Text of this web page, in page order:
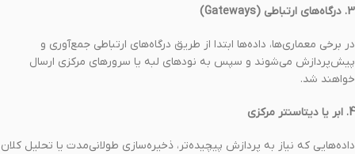
3. درگاه‌های ارتباطی (Gateways)
در برخی معماری‌ها، داده‌ها ابتدا از طریق درگاه‌های ارتباطی جمع‌آوری و
پیش‌پردازش می‌شوند و سپس به نودهای لبه یا سرورهای مرکزی ارسال
خواهند شد.
4. ابر یا دیتاسنتر مرکزی
داده‌هایی که نیاز به پردازش پیچیده‌تر، ذخیره‌سازی طولانی‌مدت یا تحلیل کلان